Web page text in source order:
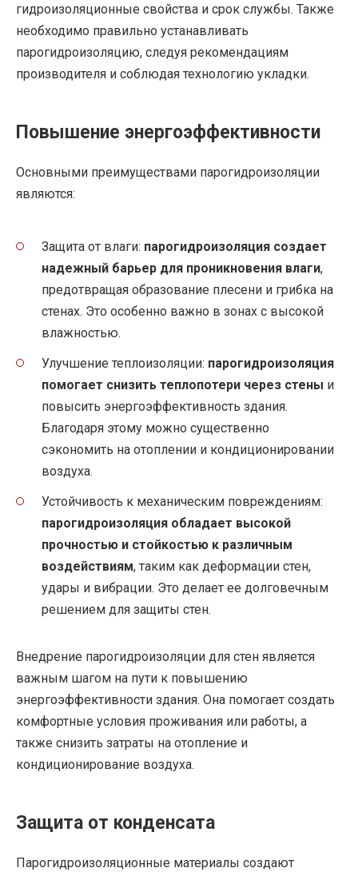
гидроизоляционные свойства и срок службы. Также
необходимо правильно устанавливать
парогидроизоляцию, следуя рекомендациям
производителя и соблюдая технологию укладки.
Повышение энергоэффективности
Основными преимуществами парогидроизоляции
являются:
Защита от влаги: парогидроизоляция создает
надежный барьер для проникновения влаги,
предотвращая образование плесени и грибка на
стенах. Это особенно важно в зонах с высокой
влажностью.
Улучшение теплоизоляции: парогидроизоляция
помогает снизить теплопотери через стены и
повысить энергоэффективность здания.
Благодаря этому можно существенно
сэкономить на отоплении и кондиционировании
воздуха.
Устойчивость к механическим повреждениям:
парогидроизоляция обладает высокой
прочностью и стойкостью к различным
воздействиям, таким как деформации стен,
удары и вибрации. Это делает ее долговечным
решением для защиты стен.
Внедрение парогидроизоляции для стен является
важным шагом на пути к повышению
энергоэффективности здания. Она помогает создать
комфортные условия проживания или работы, а
также снизить затраты на отопление и
кондиционирование воздуха.
Защита от конденсата
Парогидроизоляционные материалы создают